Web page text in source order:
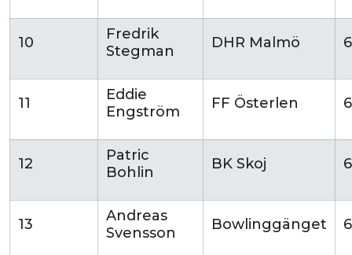
10
Fredrik
Stegman
DHR Malmö
11
Eddie
Engström
FF Österlen
12
Patric
Bohlin
BK Skoj
13
Andreas
Svensson
Bowlinggänget